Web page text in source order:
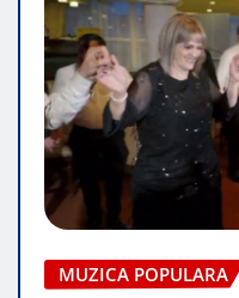
MUZICA POPULARA